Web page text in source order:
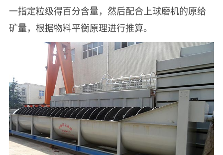
一指定粒级得百分含量，然后配合上球磨机的原给
矿量，根据物料平衡原理进行推算。